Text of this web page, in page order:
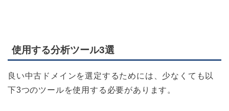
使用する分析ツール3選
良い中古ドメインを選定するためには、少なくても以
下3つのツールを使用する必要があります。